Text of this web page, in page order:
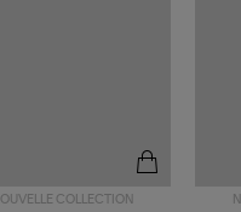
COLLECTION